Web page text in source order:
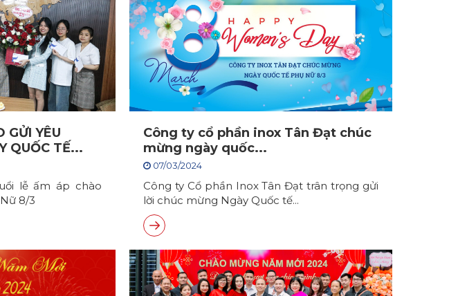
GỬI YÊU
QUỐC TẾ...
lễ ấm áp chào
8/3
Công ty cổ phần inox Tân Đạt chúc
mừng ngày quốc...
07/03/2024
Công ty Cổ phần Inox Tân Đạt trân trọng gửi
lời chúc mừng Ngày Quốc tế...